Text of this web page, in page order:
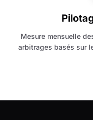
Mesure mensuelle
arbitrages basés sur